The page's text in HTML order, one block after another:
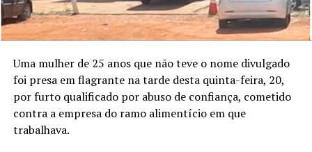
Uma mulher de 25 anos que não teve o nome divulgado
foi presa em flagrante na tarde desta quinta-feira, 20,
por furto qualificado por abuso de confiança, cometido
contra a empresa do ramo alimentício em que
trabalhava.